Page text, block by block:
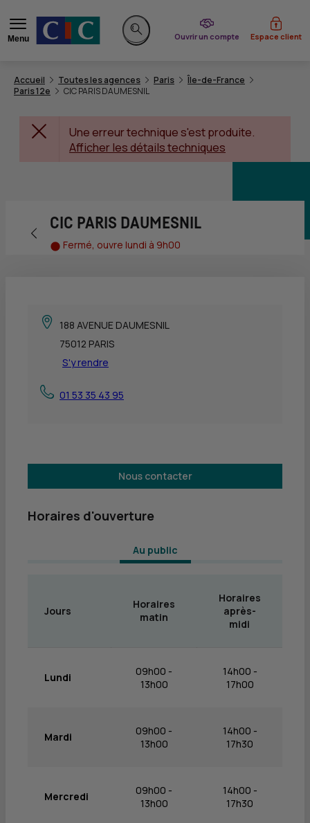
Menu
Rechercher sur le site
Ouvrir un compte
du CIC Espace client
Accueil Toutes les agences Paris
Île-de-France
Paris 12e
CIC PARIS DAUMESNIL
Une erreur technique s'est produite.
Afficher les détails techniques
Retour vers la page précédente
CIC PARIS DAUMESNIL
Fermé, ouvre lundi à 9h00
188 AVENUE DAUMESNIL
75012 PARIS
S'y rendre
01 53 35 43 95
Nous contacter
Horaires d'ouverture
Au public
Jours
Horaires
matin
Horaires
après-
midi
Lundi
09h00 -
13h00
14h00 -
17h00
Mardi
09h00 -
13h00
14h00 -
17h30
Mercredi
09h00 -
13h00
14h00 -
17h30